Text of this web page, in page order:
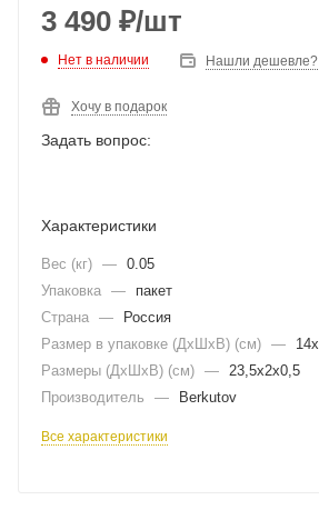
3 490 ₽/шт
Нет в наличии Нашли дешевле?
Хочу в подарок
Задать вопрос:
Характеристики
Вес (кг) — 0.05
Упаковка —
пакет
Страна —
Россия
Размер в упаковке (ДхШxВ) (см) —
Размеры (ДxШxВ) (см) —
23,5х2х0,5
Производитель
— Berkutov
Все характеристики